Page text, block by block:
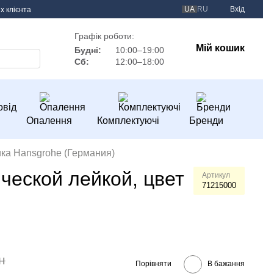
клієнта UA RU Вхід
Графік роботи:
Будні:
10:00–19:00
Сб:
12:00–18:00
Мій кошик
Опалення Комплектуючі Бренди
Hansgrohe (Германия)
лейкой, цвет
Артикул
71215000
Порівняти В бажання